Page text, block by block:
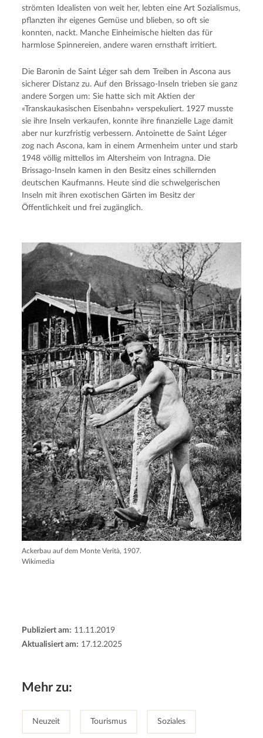
strömten Idealisten von weit her, lebten eine Art Sozialismus,
pflanzten ihr eigenes Gemüse und blieben, so oft sie
konnten, nackt. Manche Einheimische hielten das für
harmlose Spinnereien, andere waren ernsthaft irritiert.
Die Baronin de Saint Léger sah dem Treiben in Ascona aus
sicherer Distanz zu. Auf den Brissago-Inseln trieben sie ganz
andere Sorgen um: Sie hatte sich mit Aktien der
«Transkaukasischen Eisenbahn» verspekuliert. 1927 musste
sie ihre Inseln verkaufen, konnte ihre finanzielle Lage damit
aber nur kurzfristig verbessern. Antoinette de Saint Léger
zog nach Ascona, kam in einem Armenheim unter und starb
1948 völlig mittellos im Altersheim von Intragna. Die
Brissago-Inseln kamen in den Besitz eines schillernden
deutschen Kaufmanns. Heute sind die schwelgerischen
Inseln mit ihren exotischen Gärten im Besitz der
Öffentlichkeit und frei zugänglich.
Ackerbau auf dem Monte Verità, 1907.
Wikimedia
Publiziert am: 11.11.2019
Aktualisiert am: 17.12.2025
Mehr zu:
Neuzeit Tourismus Soziales